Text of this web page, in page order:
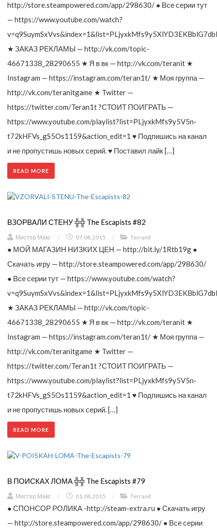
http://store.steampowered.com/app/298630/ ● Все серии тут
— https://www.youtube.com/watch?
★ ЗАКАЗ РЕКЛАМЫ — http://vk.com/topic-
46671338_28290655 ★ Я в вк — http://vk.com/teranit ★
Instagram — https://instagram.com/teran1t/ ★ Моя группа —
http://vk.com/teranitgame ★ Twitter —
https://twitter.com/Teran1t ?СТОИТ ПОИГРАТЬ —
https://www.youtube.com/playlist?list=PLjyxkMfs9y5V5n-
t72kHFVs_gS5Os1159&action_edit=1 ♥ Подпишись на канал
и не пропустишь новых серий. ♥ Поставил лайк […]
READ MORE
ВЗОРВАЛИ СТЕНУ ╬╬ The Escapists #82
Мистер Макс / 07.08.2015 / Terranit
● МОЙ МАГАЗИН НИЗКИХ ЦЕН — http://bit.ly/1Rtb19g ●
Скачать игру — http://store.steampowered.com/app/298630/
● Все серии тут — https://www.youtube.com/watch?
★ ЗАКАЗ РЕКЛАМЫ — http://vk.com/topic-
46671338_28290655 ★ Я в вк — http://vk.com/teranit ★
Instagram — https://instagram.com/teran1t/ ★ Моя группа —
http://vk.com/teranitgame ★ Twitter —
https://twitter.com/Teran1t ?СТОИТ ПОИГРАТЬ —
https://www.youtube.com/playlist?list=PLjyxkMfs9y5V5n-
t72kHFVs_gS5Os1159&action_edit=1 ♥ Подпишись на канал
и не пропустишь новых серий. […]
READ MORE
В ПОИСКАХ ЛОМА ╬╬ The Escapists #79
Мистер Макс / 01.08.2015 / Terranit
● СПОНСОР РОЛИКА -http://steam-extra.ru ● Скачать игру
— http://store.steampowered.com/app/298630/ ● Все серии